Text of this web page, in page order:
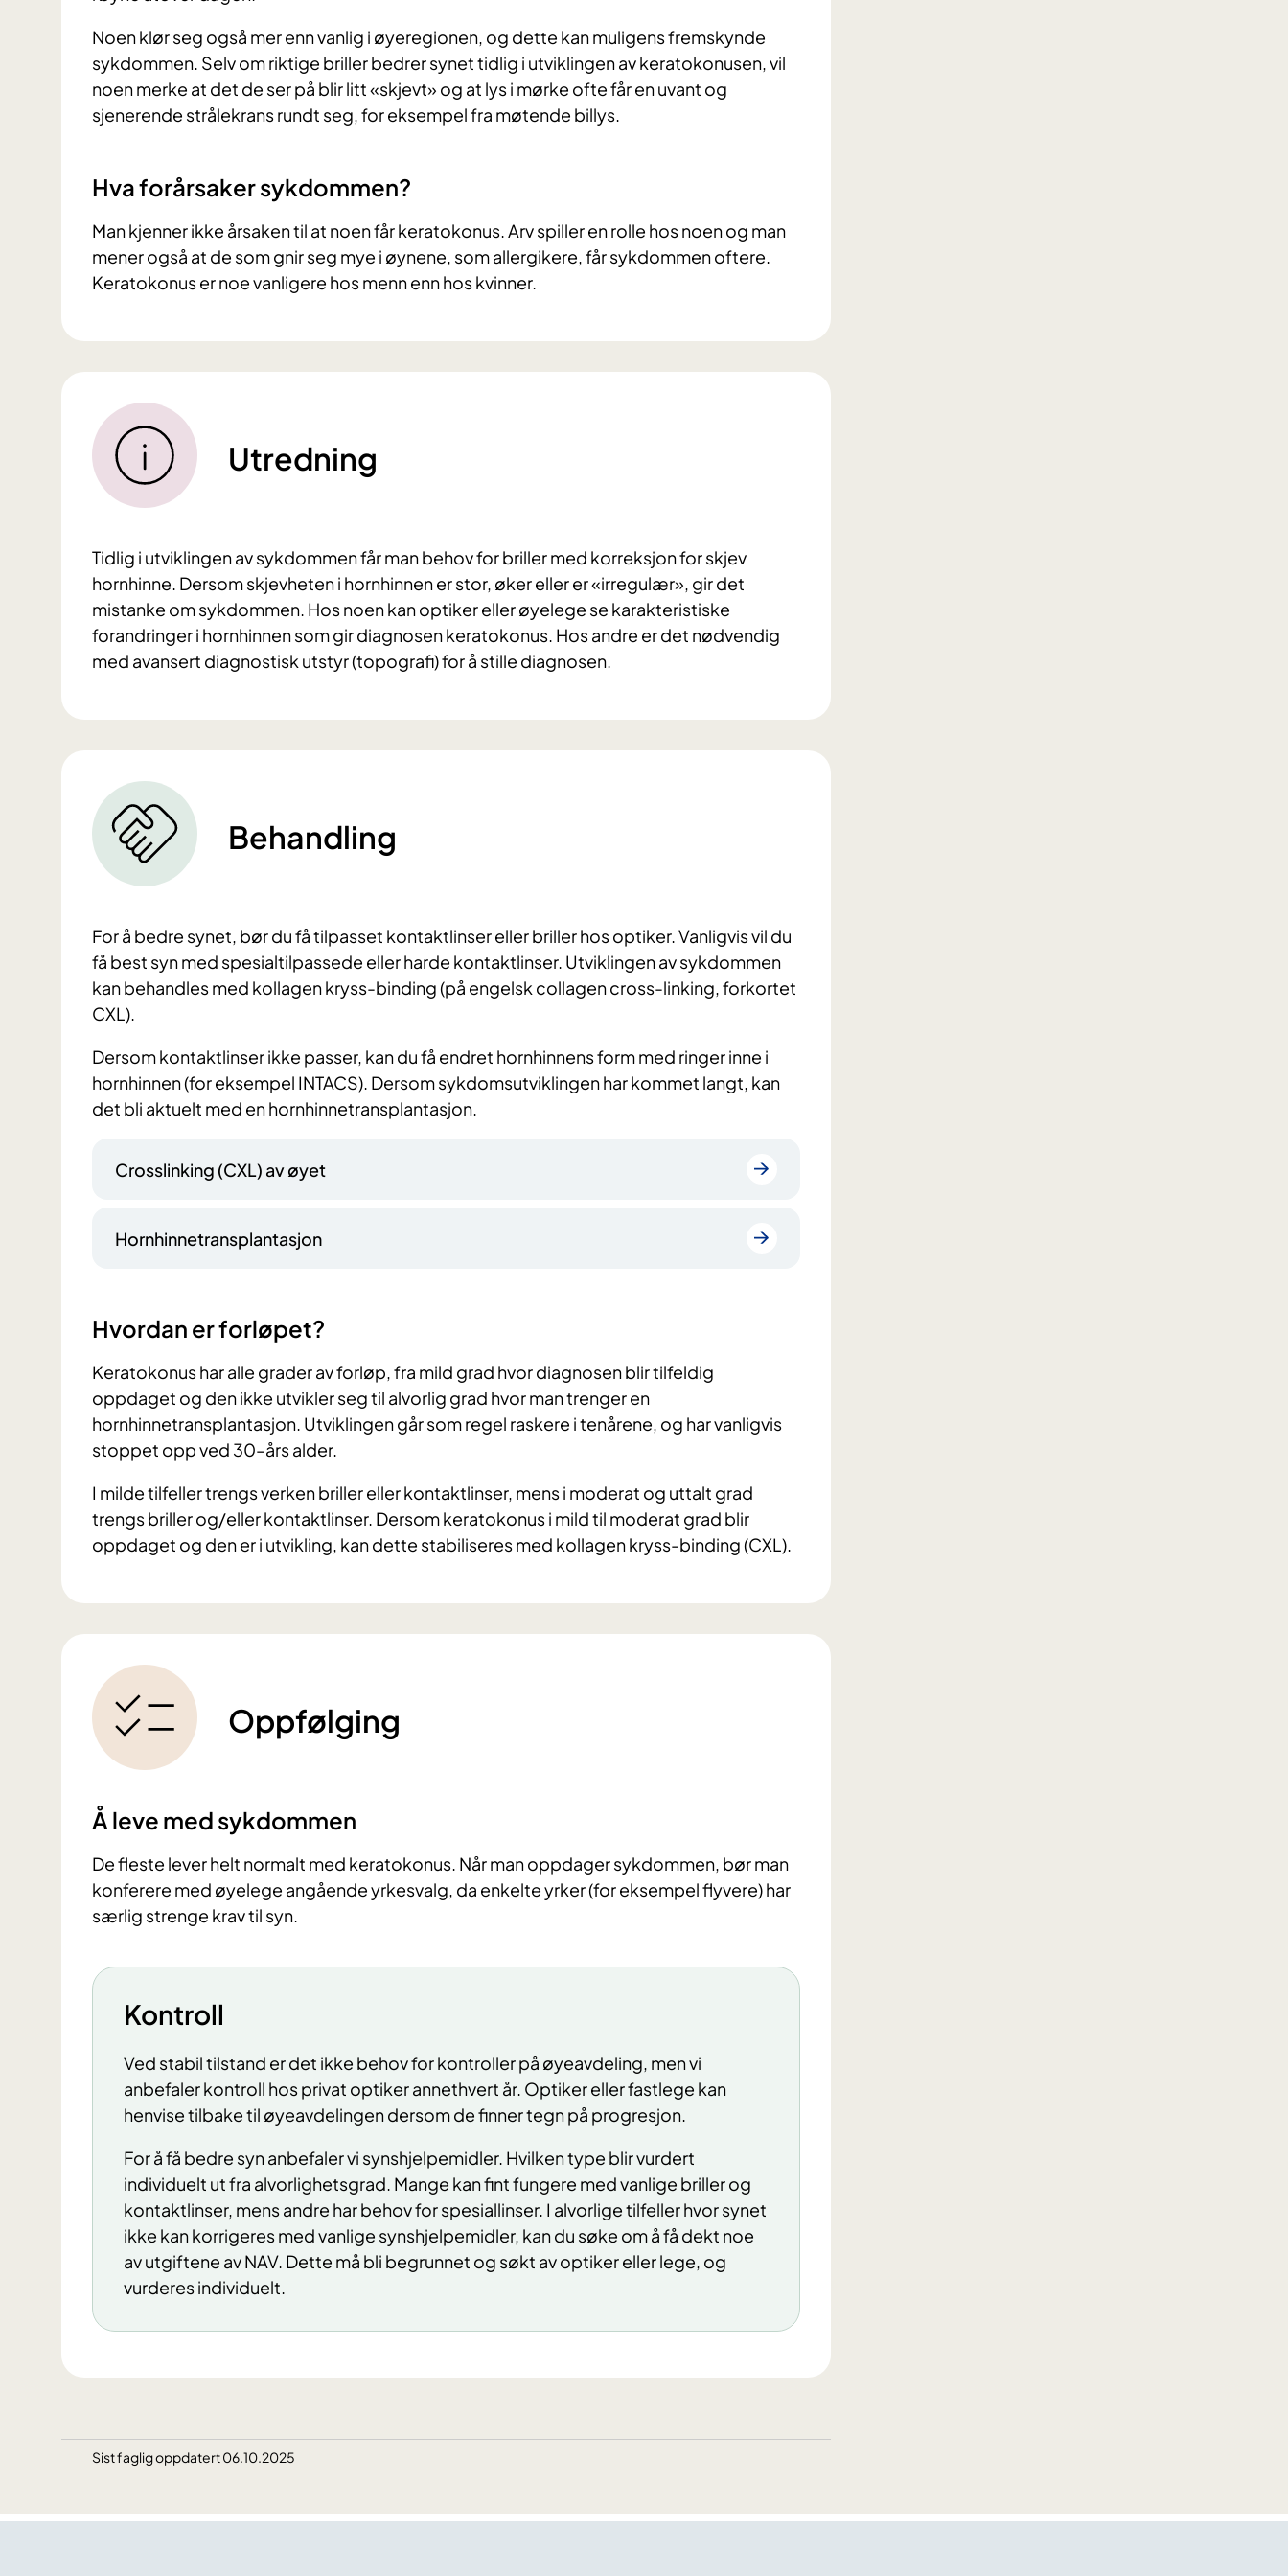
Noen klør seg også mer enn vanlig i øyeregionen, og dette kan muligens fremskynde
sykdommen. Selv om riktige briller bedrer synet tidlig i utviklingen av keratokonusen, vil
noen merke at det de ser på blir litt «skjevt» og at lys i mørke ofte får en uvant og
sjenerende strålekrans rundt seg, for eksempel fra møtende billys.
Hva forårsaker sykdommen?
Man kjenner ikke årsaken til at noen får keratokonus. Arv spiller en rolle hos noen og man
mener også at de som gnir seg mye i øynene, som allergikere, får sykdommen oftere.
Keratokonus er noe vanligere hos menn enn hos kvinner.
Utredning
Tidlig i utviklingen av sykdommen får man behov for briller med korreksjon for skjev
hornhinne. Dersom skjevheten i hornhinnen er stor, øker eller er «irregulær», gir det
mistanke om sykdommen. Hos noen kan optiker eller øyelege se karakteristiske
forandringer i hornhinnen som gir diagnosen keratokonus. Hos andre er det nødvendig
med avansert diagnostisk utstyr (topografi) for å stille diagnosen.
Behandling
For å bedre synet, bør du få tilpasset kontaktlinser eller briller hos optiker. Vanligvis vil du
få best syn med spesialtilpassede eller harde kontaktlinser. Utviklingen av sykdommen
kan behandles med kollagen kryss-binding (på engelsk collagen cross-linking, forkortet
CXL).
Dersom kontaktlinser ikke passer, kan du få endret hornhinnens form med ringer inne i
hornhinnen (for eksempel INTACS). Dersom sykdomsutviklingen har kommet langt, kan
det bli aktuelt med en hornhinnetransplantasjon.
Crosslinking (CXL) av øyet
Hornhinnetransplantasjon
Hvordan er forløpet?
Keratokonus har alle grader av forløp, fra mild grad hvor diagnosen blir tilfeldig
oppdaget og den ikke utvikler seg til alvorlig grad hvor man trenger en
hornhinnetransplantasjon. Utviklingen går som regel raskere i tenårene, og har vanligvis
stoppet opp ved 30–års alder.
I milde tilfeller trengs verken briller eller kontaktlinser, mens i moderat og uttalt grad
trengs briller og/eller kontaktlinser. Dersom keratokonus i mild til moderat grad blir
oppdaget og den er i utvikling, kan dette stabiliseres med kollagen kryss-binding (CXL).
Oppfølging
Å leve med sykdommen
De fleste lever helt normalt med keratokonus. Når man oppdager sykdommen, bør man
konferere med øyelege angående yrkesvalg, da enkelte yrker (for eksempel flyvere) har
særlig strenge krav til syn.
Kontroll
Ved stabil tilstand er det ikke behov for kontroller på øyeavdeling, men vi
anbefaler kontroll hos privat optiker annethvert år. Optiker eller fastlege kan
henvise tilbake til øyeavdelingen dersom de finner tegn på progresjon.
For å få bedre syn anbefaler vi synshjelpemidler. Hvilken type blir vurdert
individuelt ut fra alvorlighetsgrad. Mange kan fint fungere med vanlige briller og
kontaktlinser, mens andre har behov for spesiallinser. I alvorlige tilfeller hvor synet
ikke kan korrigeres med vanlige synshjelpemidler, kan du søke om å få dekt noe
av utgiftene av NAV. Dette må bli begrunnet og søkt av optiker eller lege, og
vurderes individuelt.
Sist faglig oppdatert 06.10.2025